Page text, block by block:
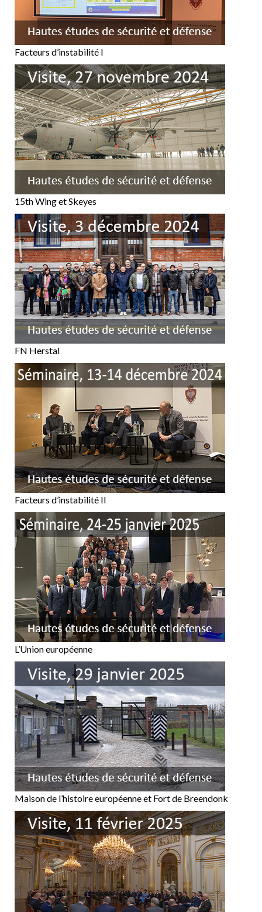
Facteurs d’instabilité I
15th Wing et Skeyes
FN Herstal
Facteurs d’instabilité II
L’Union européenne
Maison de l’histoire européenne et Fort de Breendonk